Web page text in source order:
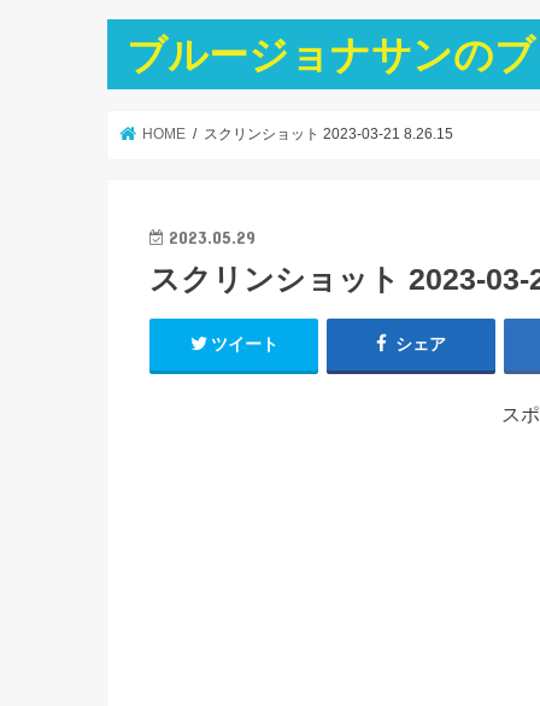
ブルージョナサンの
HOME スクリンショット 2023-03-21 8.26.15
2023.05.29
スクリンショット 2023-03-
ツイート シェア
ス